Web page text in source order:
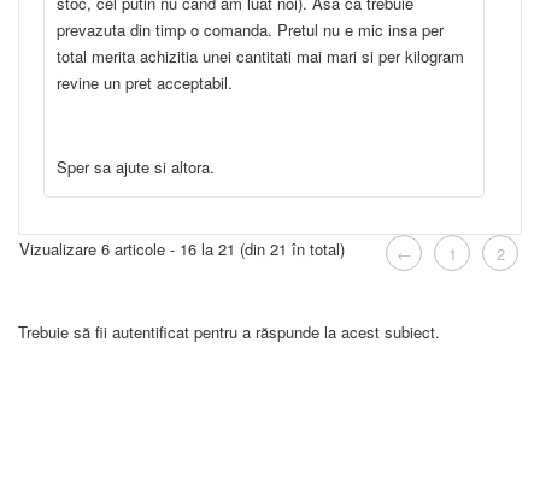
prevazuta din timp o comanda. Pretul nu e mic insa per
total merita achizitia unei cantitati mai mari si per kilogram
revine un pret acceptabil.
Sper sa ajute si altora.
Vizualizare 6 articole - 16 la 21 (din 21 în total) ← 1 2
Trebuie să fii autentificat pentru a răspunde la acest subiect.